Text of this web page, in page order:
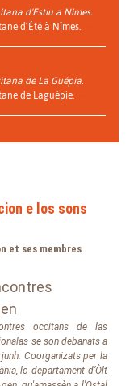
d'Estiu a Nimes.
d’Été à Nîmes.
de La Guépia.
de Laguépie.
e los sons
et ses membres
occitans de las
se son debanats a
Coorganizats per la
lo departament d’Òlt